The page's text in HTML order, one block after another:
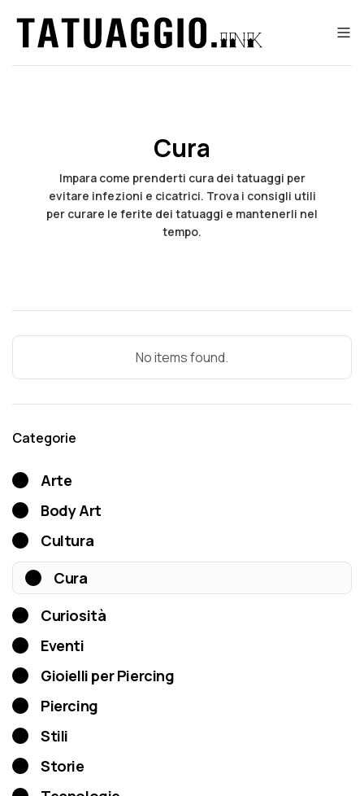
Cura
Impara come prenderti cura dei tatuaggi per
evitare infezioni e cicatrici. Trova i consigli utili
per curare le ferite dei tatuaggi e mantenerli nel
tempo.
No items found.
Categorie
Arte
Body Art
Cultura
Cura
Curiosità
Eventi
Gioielli per Piercing
Piercing
Stili
Storie